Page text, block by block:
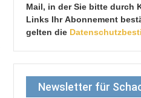
Mail, in der Sie bitte durch
Links Ihr Abonnement
gelten die
Newsletter für